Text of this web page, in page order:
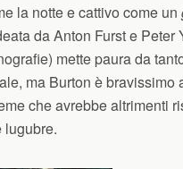
la notte e cattivo come un
da Anton Furst e Peter
mette paura da
ma Burton è bravissimo
che avrebbe altrimenti
lugubre.